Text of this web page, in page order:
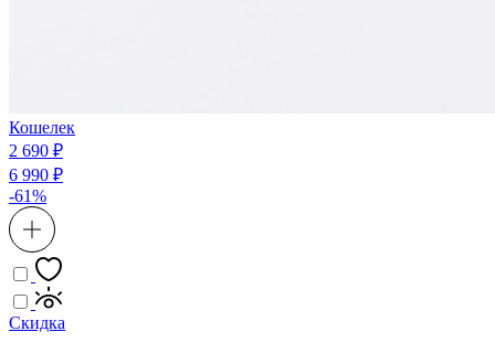
Кошелек
2 690 ₽
6 990 ₽
-61%
Скидка